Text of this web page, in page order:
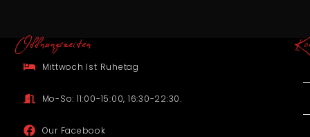
Offnungszeiten
Mittwoch Ist Ruhetag
Mo-So: 11:00-15:00, 16:30-22:30.
Our Facebook